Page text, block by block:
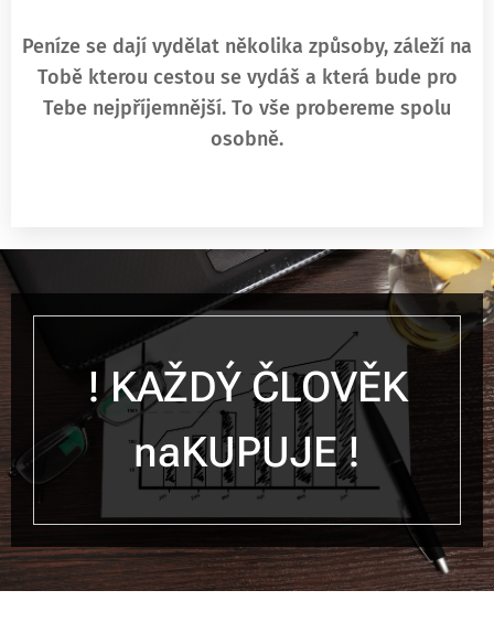
Peníze se dají vydělat několika způsoby, záleží na
Tobě kterou cestou se vydáš a která bude pro
Tebe nejpříjemnější. To vše probereme spolu
osobně.
! KAŽDÝ ČLOVĚK
naKUPUJE !